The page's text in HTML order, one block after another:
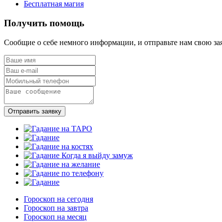
Бесплатная магия
Получить помощь
Сообщие о себе немного информации, и отправьте нам свою
Отправить заявку
Гороскоп на сегодня
Гороскоп на завтра
Гороскоп на месяц